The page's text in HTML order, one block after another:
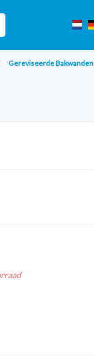
Gereviseerde Bakwanden